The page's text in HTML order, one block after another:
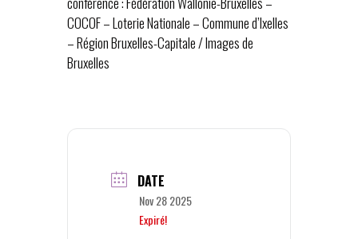
COCOF – Loterie Nationale – Commune d’Ixelles
– Région Bruxelles-Capitale / Images de
Bruxelles
DATE
Nov 28 2025
Expiré!